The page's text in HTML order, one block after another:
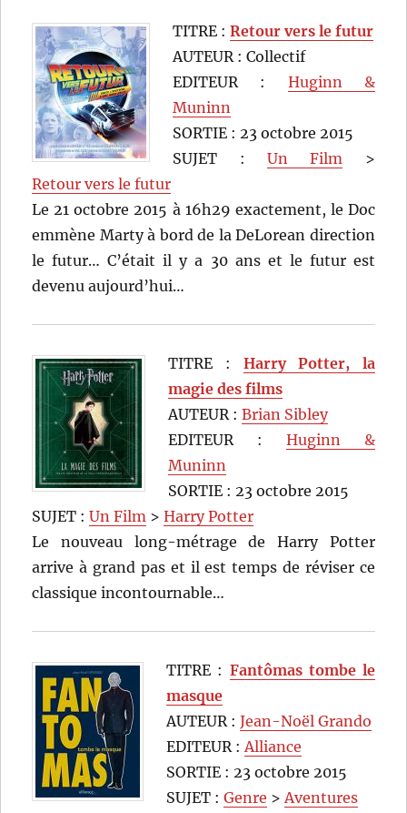
TITRE :Retour vers le futur
AUTEUR : Collectif
EDITEUR : Huginn &
Muninn
SORTIE : 23 octobre 2015
SUJET : Un Film >
Retour vers le futur
Le 21 octobre 2015 à 16h29 exactement, le Doc
emmène Marty à bord de la DeLorean direction
le futur… C’était il y a 30 ans et le futur est
devenu aujourd’hui…
TITRE : Harry Potter, la
magie des films
AUTEUR :Brian Sibley
EDITEUR : Huginn &
Muninn
SORTIE : 23 octobre 2015
SUJET :Un Film >Harry Potter
Le nouveau long-métrage de Harry Potter
arrive à grand pas et il est temps de réviser ce
classique incontournable…
TITRE : Fantômas tombe le
masque
AUTEUR :Jean-Noël Grando
EDITEUR :Alliance
SORTIE : 23 octobre 2015
SUJET :Genre >Aventures